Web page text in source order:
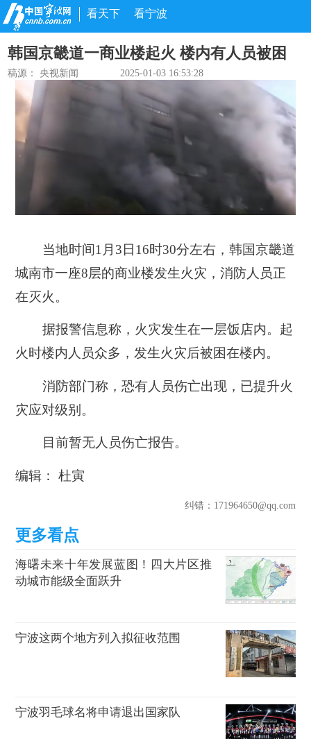
看天下 看宁波
韩国京畿道一商业楼起火 楼内有人员被困
稿源：央视新闻 2025-01-03 16:53:28
当地时间1月3日16时30分左右，韩国京畿道
城南市一座8层的商业楼发生火灾，消防人员正
在灭火。
据报警信息称，火灾发生在一层饭店内。 起
火时楼内人员众多，发生火灾后被困在楼内。
消防部门称，恐有人员伤亡出现，已提升火
灾应对级别。
目前暂无人员伤亡报告。
编辑： 杜寅
纠错：171964650@qq.com
海曙未来十年发展蓝图！四大片区推
动城市能级全面跃升
宁波这两个地方列入拟征收范围
宁波羽毛球名将申请退出国家队